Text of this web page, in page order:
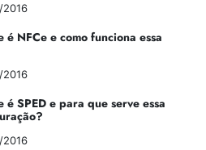
é NFCe e como funciona essa
é SPED e para que serve essa